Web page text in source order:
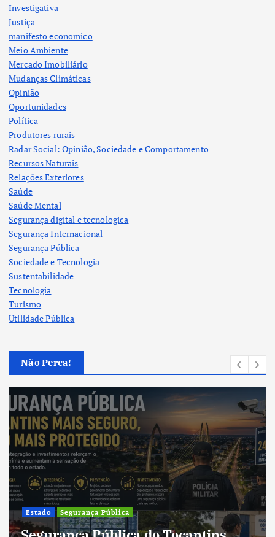
Investigativa
Justiça
manifesto economico
Meio Ambiente
Mercado Imobiliário
Mudanças Climáticas
Opinião
Oportunidades
Política
Produtores rurais
Radar Social: Opinião, Sociedade e Comportamento
Recursos Naturais
Relações Exteriores
Saúde
Saúde Mental
Segurança digital e tecnologica
Segurança Internacional
Segurança Pública
Sociedade e Tecnologia
Sustentabilidade
Tecnologia
Turismo
Utilidade Pública
Não Perca!
Estado Segurança Pública